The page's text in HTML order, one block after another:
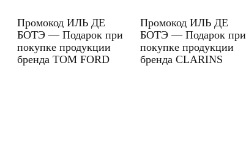
Промокод ИЛЬ ДЕ
БОТЭ — Подарок при
покупке продукции
бренда TOM FORD
Промокод ИЛЬ ДЕ
БОТЭ — Подарок при
покупке продукции
бренда CLARINS